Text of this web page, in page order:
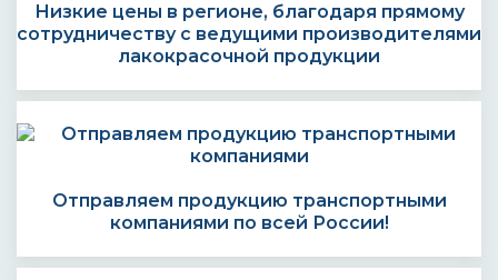
Низкие цены в регионе, благодаря прямому
сотрудничеству с ведущими производителями
лакокрасочной продукции
Отправляем продукцию транспортными
компаниями по всей России!